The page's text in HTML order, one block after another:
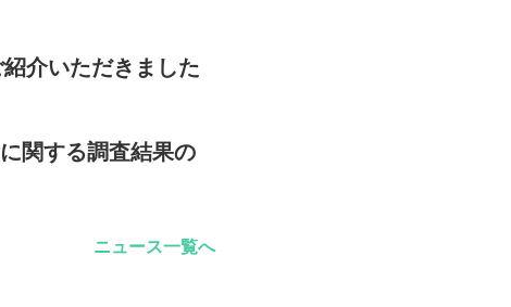
介いただきました
関する調査結果の
ニュース一覧へ